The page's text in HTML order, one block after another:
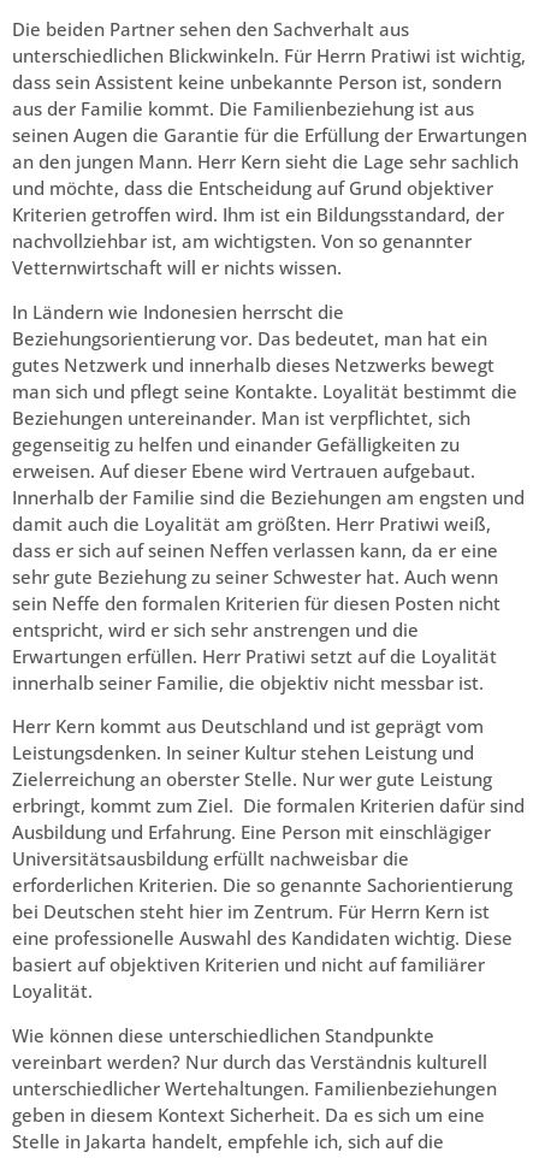
Die beiden Partner sehen den Sachverhalt aus
unterschiedlichen Blickwinkeln. Für Herrn Pratiwi ist wichtig,
dass sein Assistent keine unbekannte Person ist, sondern
aus der Familie kommt. Die Familienbeziehung ist aus
seinen Augen die Garantie für die Erfüllung der Erwartungen
an den jungen Mann. Herr Kern sieht die Lage sehr sachlich
und möchte, dass die Entscheidung auf Grund objektiver
Kriterien getroffen wird. Ihm ist ein Bildungsstandard, der
nachvollziehbar ist, am wichtigsten. Von so genannter
Vetternwirtschaft will er nichts wissen.
In Ländern wie Indonesien herrscht die
Beziehungsorientierung vor. Das bedeutet, man hat ein
gutes Netzwerk und innerhalb dieses Netzwerks bewegt
man sich und pflegt seine Kontakte. Loyalität bestimmt die
Beziehungen untereinander. Man ist verpflichtet, sich
gegenseitig zu helfen und einander Gefälligkeiten zu
erweisen. Auf dieser Ebene wird Vertrauen aufgebaut.
Innerhalb der Familie sind die Beziehungen am engsten und
damit auch die Loyalität am größten. Herr Pratiwi weiß,
dass er sich auf seinen Neffen verlassen kann, da er eine
sehr gute Beziehung zu seiner Schwester hat. Auch wenn
sein Neffe den formalen Kriterien für diesen Posten nicht
entspricht, wird er sich sehr anstrengen und die
Erwartungen erfüllen. Herr Pratiwi setzt auf die Loyalität
innerhalb seiner Familie, die objektiv nicht messbar ist.
Herr Kern kommt aus Deutschland und ist geprägt vom
Leistungsdenken. In seiner Kultur stehen Leistung und
Zielerreichung an oberster Stelle. Nur wer gute Leistung
erbringt, kommt zum Ziel. Die formalen Kriterien dafür sind
Ausbildung und Erfahrung. Eine Person mit einschlägiger
Universitätsausbildung erfüllt nachweisbar die
erforderlichen Kriterien. Die so genannte Sachorientierung
bei Deutschen steht hier im Zentrum. Für Herrn Kern ist
eine professionelle Auswahl des Kandidaten wichtig. Diese
basiert auf objektiven Kriterien und nicht auf familiärer
Loyalität.
Wie können diese unterschiedlichen Standpunkte
vereinbart werden? Nur durch das Verständnis kulturell
unterschiedlicher Wertehaltungen. Familienbeziehungen
geben in diesem Kontext Sicherheit. Da es sich um eine
Stelle in Jakarta handelt, empfehle ich, sich auf die